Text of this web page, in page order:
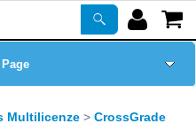
Multilicenze CrossGrade